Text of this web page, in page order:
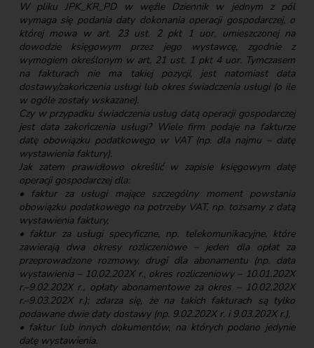
W pliku JPK_KR_PD w węźle Dziennik w jednym z pól
wymaga się podania daty dokonania operacji gospodarczej, o
której mowa w art. 23 ust. 2 pkt 1 uor, umieszczonej na
dowodzie księgowym przez jego wystawcę, zgodnie z
wymogiem określonym w art. 21 ust. 1 pkt 4 uor. Tymczasem
na fakturach nie ma takiej pozycji, jest natomiast data
dostawy/zakończenia usługi lub okres świadczenia usługi (o ile
w ogóle zostały wskazane).
Czy w przypadku świadczenia usług datą operacji gospodarczej
jest data zakończenia usługi? Wiele firm podaje na fakturze
datę obowiązku podatkowego w VAT (np. dla najmu – datę
wystawienia faktury).
Jak zatem prawidłowo określić w zapisie księgowym datę
operacji gospodarczej dla:
• faktur za usługi mające szczególny moment powstania
obowiązku podatkowego na potrzeby VAT, np. tożsamy z datą
wystawienia faktury,
• faktur za usługi specyficzne, np. telekomunikacyjne, które
zawierają dwa okresy rozliczeniowe – jeden dla opłat za
przeprowadzone rozmowy, drugi dla abonamentu (np. data
wystawienia – 10.02.202X r., okres rozliczeniowy – 10.01.202X
r.–9.02.202X r., opłaty abonamentowe za okres – 10.02.202X
r.–9.03.202X r.); zdarza się, że na takich fakturach są tylko
podawane dwie daty dostawy (np. 9.02.202X r. i 9.03.202X r.),
• faktur lub innych dokumentów, na których podano jedynie
datę wystawienia.